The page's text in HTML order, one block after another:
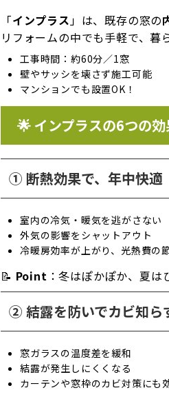
「インプラス 」は、既存の窓の
リフォームの中でも手軽で、暮
工事時間：約60分／1窓
壁やサッシを壊さず施工可能
マンションでも設置OK！
🌟 インプラスの6つの
① 断熱効果で、年中快適
室内の冷気・暖気を逃がさない
外気の影響をシャットアウト
冷暖房効率が上がり、光熱費の
📝 Point ：冬はぽかぽか、夏は
② 結露を防いでカビ知ら
窓ガラスの温度差を緩和
結露が発生しにくくなる
カーテンや窓枠のカビ対策にも